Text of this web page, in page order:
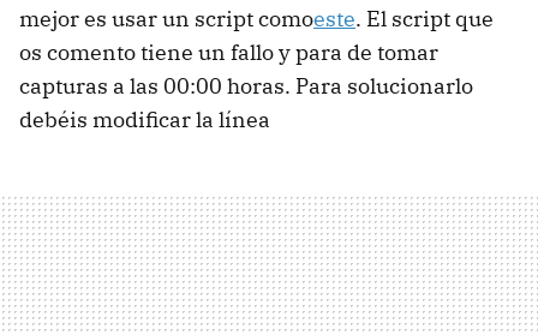
mejor es usar un script comoeste. El script que
os comento tiene un fallo y para de tomar
capturas a las 00:00 horas. Para solucionarlo
debéis modificar la línea